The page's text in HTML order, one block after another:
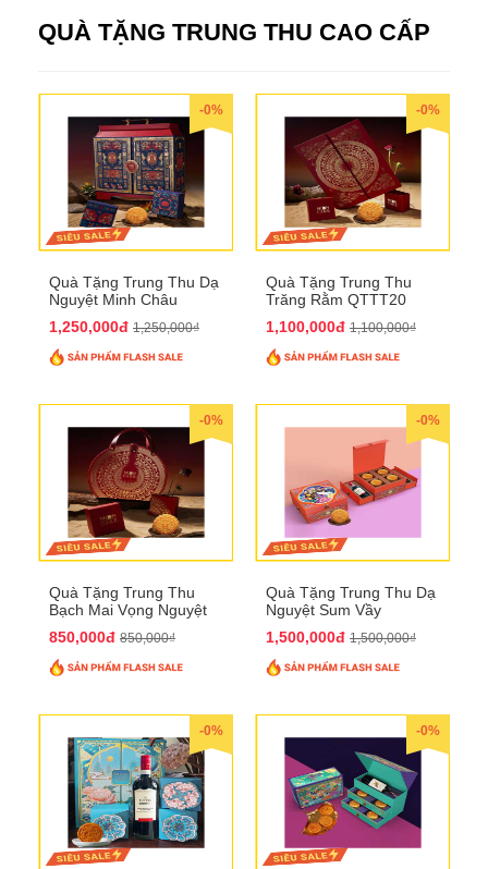
QUÀ TẶNG TRUNG THU CAO CẤP
-0%
Quà Tặng Trung Thu Dạ
Nguyệt Minh Châu
1,250,000đ 1,250,000₫
-0%
Quà Tặng Trung Thu
Trăng Rằm QTTT20
1,100,000đ 1,100,000₫
-0%
Quà Tặng Trung Thu
Bạch Mai Vọng Nguyệt
850,000đ 850,000₫
-0%
Quà Tặng Trung Thu Dạ
Nguyệt Sum Vầy
1,500,000đ 1,500,000₫
-0% -0%